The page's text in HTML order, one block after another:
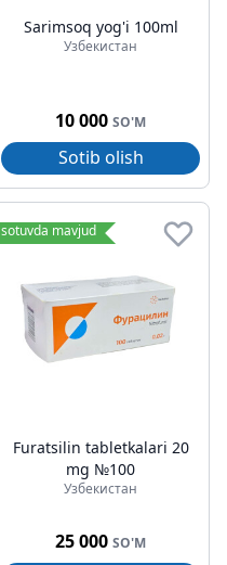
Sarimsoq yog'i 100ml
Узбекистан
10 000 SO'M
Sotib olish
sotuvda mavjud
Furatsilin tabletkalari 20
mg №100
Узбекистан
25 000 SO'M